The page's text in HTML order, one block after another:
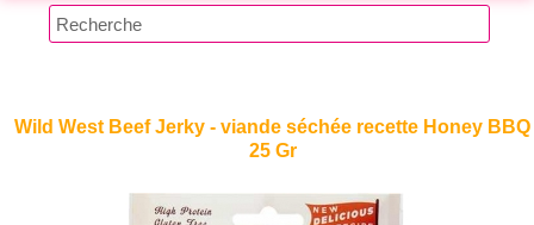
Wild West Beef Jerky - viande séchée recette Honey BBQ
25 Gr